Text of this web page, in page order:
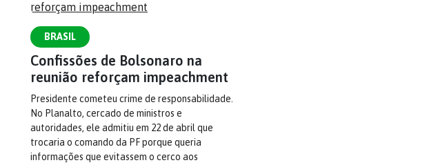
BRASIL
Confissões de Bolsonaro na
reunião reforçam impeachment
Presidente cometeu crime de responsabilidade.
No Planalto, cercado de ministros e
autoridades, ele admitiu em 22 de abril que
trocaria o comando da PF porque queria
informações que evitassem o cerco aos